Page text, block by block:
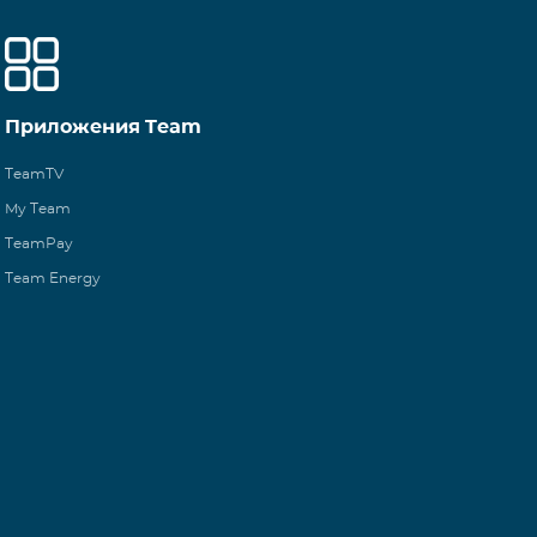
Приложения Team
TeamTV
My Team
TeamPay
Team Energy